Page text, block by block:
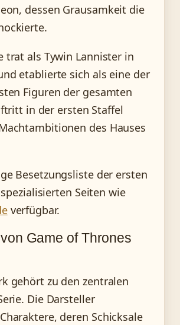
dessen Grausamkeit die
trat als Tywin Lannister in
etablierte sich als eine der
Figuren der gesamten
in der ersten Staffel
des Hauses
Besetzungsliste der ersten
Seiten wie
verfügbar.
Game of Thrones
gehört zu den zentralen
Die Darsteller
deren Schicksale